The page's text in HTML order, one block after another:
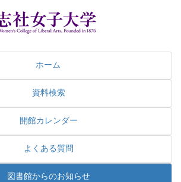
ホーム
資料検索
開館カレンダー
よくある質問
図書館からのお知らせ